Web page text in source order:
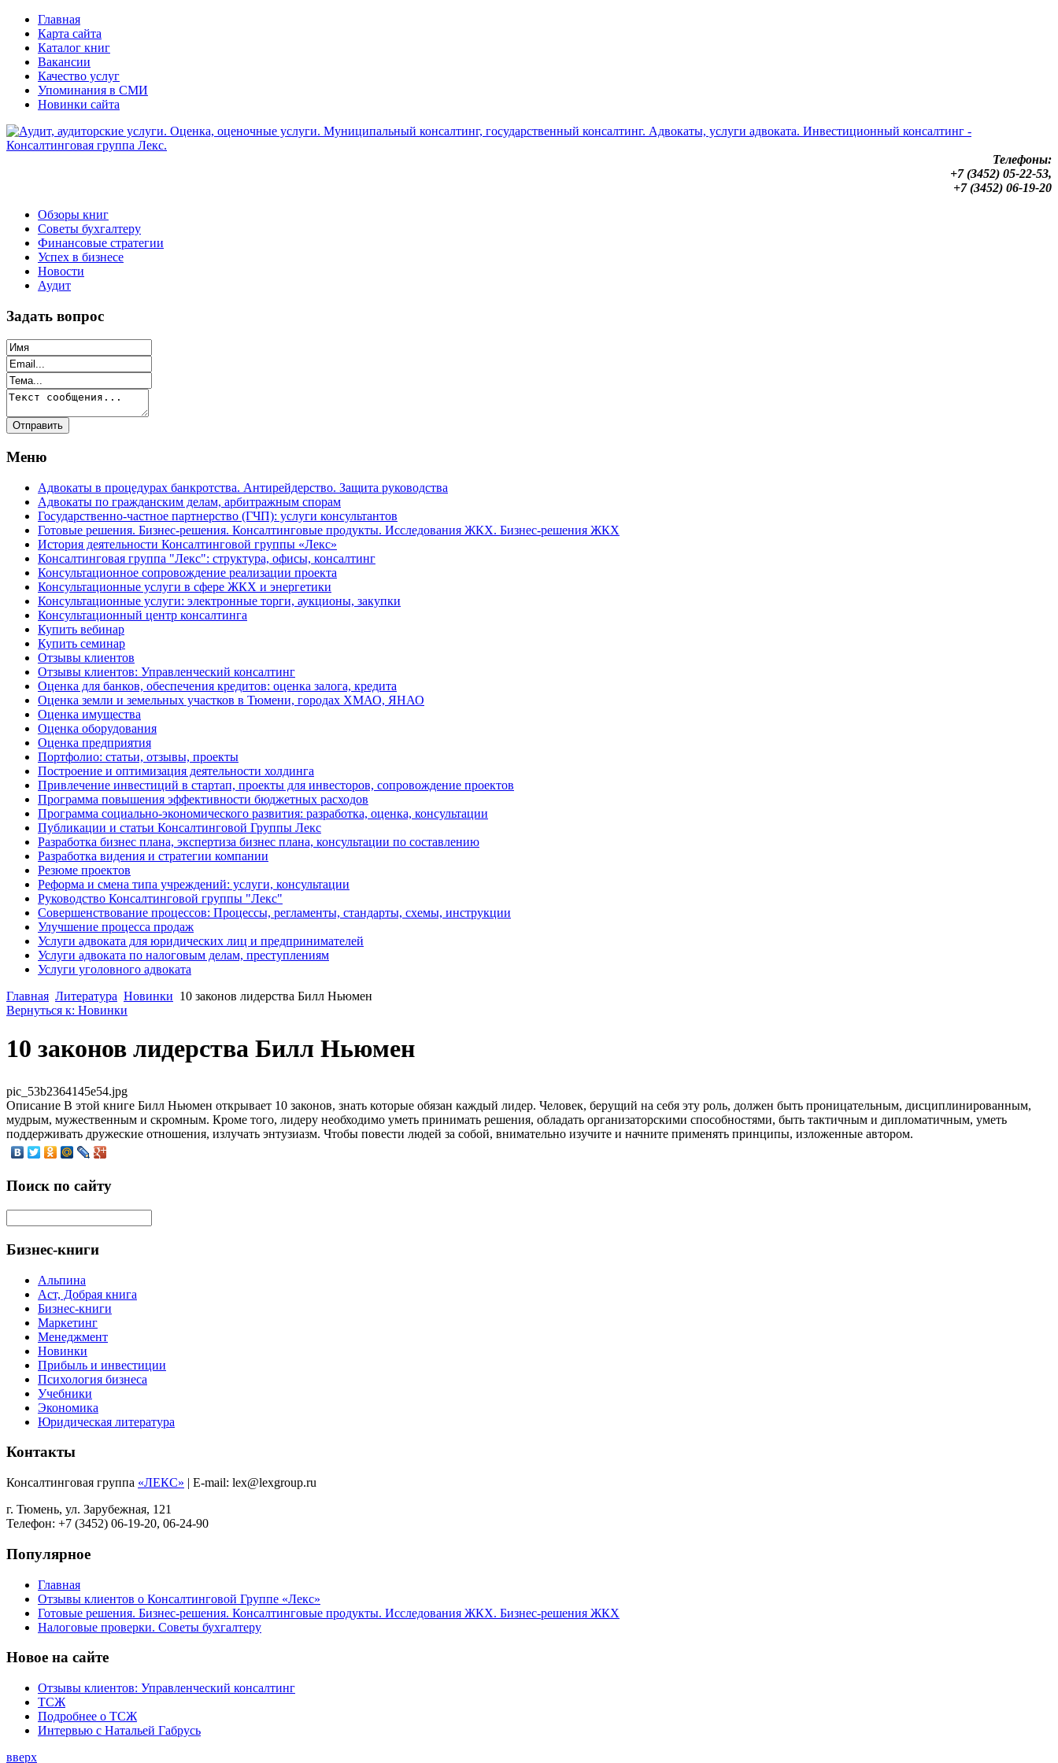
Главная
Карта сайта
Каталог книг
Вакансии
Качество услуг
Упоминания в СМИ
Новинки сайта
Телефоны:
+7 (3452) 05-22-53,
+7 (3452) 06-19-20
Обзоры книг
Советы бухгалтеру
Финансовые стратегии
Успех в бизнесе
Новости
Аудит
Задать вопрос
Меню
Адвокаты в процедурах банкротства. Антирейдерство. Защита руководства
Адвокаты по гражданским делам, арбитражным спорам
Государственно-частное партнерство (ГЧП): услуги консультантов
Готовые решения. Бизнес-решения. Консалтинговые продукты. Исследования ЖКХ. Бизнес-решения ЖКХ
История деятельности Консалтинговой группы «Лекс»
Консалтинговая группа "Лекс": структура, офисы, консалтинг
Консультационное сопровождение реализации проекта
Консультационные услуги в сфере ЖКХ и энергетики
Консультационные услуги: электронные торги, аукционы, закупки
Консультационный центр консалтинга
Купить вебинар
Купить семинар
Отзывы клиентов
Отзывы клиентов: Управленческий консалтинг
Оценка для банков, обеспечения кредитов: оценка залога, кредита
Оценка земли и земельных участков в Тюмени, городах ХМАО, ЯНАО
Оценка имущества
Оценка оборудования
Оценка предприятия
Портфолио: статьи, отзывы, проекты
Построение и оптимизация деятельности холдинга
Привлечение инвестиций в стартап, проекты для инвесторов, сопровождение проектов
Программа повышения эффективности бюджетных расходов
Программа социально-экономического развития: разработка, оценка, консультации
Публикации и статьи Консалтинговой Группы Лекс
Разработка бизнес плана, экспертиза бизнес плана, консультации по составлению
Разработка видения и стратегии компании
Резюме проектов
Реформа и смена типа учреждений: услуги, консультации
Руководство Консалтинговой группы "Лекс"
Совершенствование процессов: Процессы, регламенты, стандарты, схемы, инструкции
Улучшение процесса продаж
Услуги адвоката для юридических лиц и предпринимателей
Услуги адвоката по налоговым делам, преступлениям
Услуги уголовного адвоката
Главная Литература Новинки 10 законов лидерства Билл Ньюмен
Вернуться к: Новинки
10 законов лидерства Билл Ньюмен
pic_53b2364145e54.jpg
Описание В этой книге Билл Ньюмен открывает 10 законов, знать которые обязан каждый лидер. Человек, берущий на себя эту роль, должен быть проницательным, дисциплинированным,
мудрым, мужественным и скромным. Кроме того, лидеру необходимо уметь принимать решения, обладать организаторскими способностями, быть тактичным и дипломатичным, уметь
поддерживать дружеские отношения, излучать энтузиазм. Чтобы повести людей за собой, внимательно изучите и начните применять принципы, изложенные автором.
Поиск по сайту
Бизнес-книги
Альпина
Аст, Добрая книга
Бизнес-книги
Маркетинг
Менеджмент
Новинки
Прибыль и инвестиции
Психология бизнеса
Учебники
Экономика
Юридическая литература
Контакты
Консалтинговая группа «ЛЕКС» | E-mail: lex@lexgroup.ru
г. Тюмень, ул. Зарубежная, 121
Телефон: +7 (3452) 06-19-20, 06-24-90
Популярное
Главная
Отзывы клиентов о Консалтинговой Группе «Лекс»
Готовые решения. Бизнес-решения. Консалтинговые продукты. Исследования ЖКХ. Бизнес-решения ЖКХ
Налоговые проверки. Советы бухгалтеру
Новое на сайте
Отзывы клиентов: Управленческий консалтинг
ТСЖ
Подробнее о ТСЖ
Интервью с Натальей Габрусь
вверх